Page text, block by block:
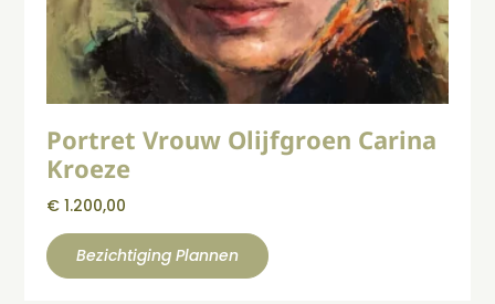
Portret Vrouw Olijfgroen Carina
Kroeze
€ 1.200,00
Bezichtiging Plannen